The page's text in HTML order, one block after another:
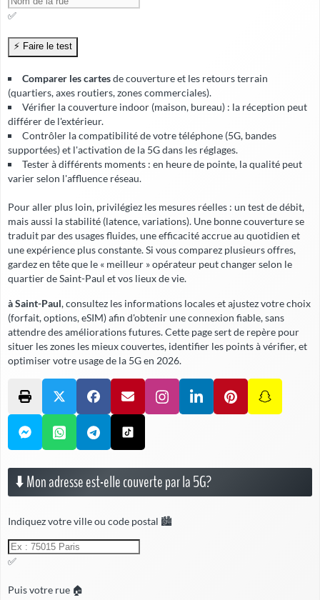
✅
Comparer les cartesde couverture et les retours terrain
(quartiers, axes routiers, zones commerciales).
Vérifier lacouverture indoor (maison, bureau) : la réception peut
différer de l'extérieur.
Contrôler la compatibilité de votre téléphone (5G, bandes
supportées) et l'activation de la 5G dans les réglages.
Tester à différents moments : en heure de pointe, la qualité peut
varier selon l'affluence réseau.
Pour aller plus loin, privilégiez les mesures réelles : un test de débit,
mais aussi la stabilité (latence, variations). Une bonne couverture se
traduit par des usages fluides, uneefficacité accrueau quotidien et
une expérience plus constante. Si vous comparez plusieurs offres,
gardez en tête que le « meilleur » opérateur peut changer selon le
quartier de Saint-Paul et vos lieux de vie.
à Saint-Paul, consultez les informations locales et ajustez votre choix
(forfait, options, eSIM) afin d'obtenir une connexion fiable,sans
attendredes améliorations futures. Cette page sert de repère pour
situer les zones les mieux couvertes, identifier les points à vérifier, et
optimiser votre usage de la 5G en 2026.
⬇️ Mon adresse est-elle couverte par la 5G?
Indiquez votre ville ou code postal 🏙️
✅
Puis votre rue 🏠